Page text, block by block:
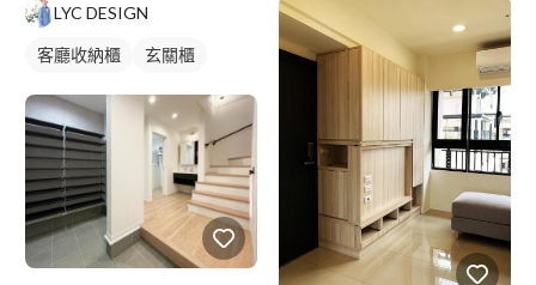
LYC DESIGN
客廳收納櫃 玄關櫃